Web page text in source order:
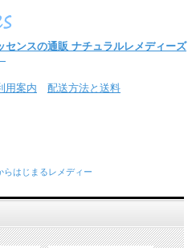
センスの通販 ナチュラルレメディーズ
用案内 配送方法と送料
らはじまるレメディー